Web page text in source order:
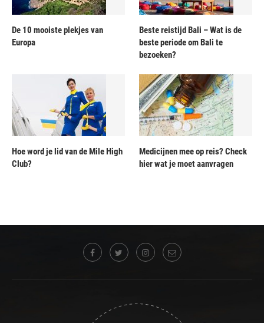
De 10 mooiste plekjes van
Europa
Beste reistijd Bali – Wat is de
beste periode om Bali te
bezoeken?
Hoe word je lid van de Mile High
Club?
Medicijnen mee op reis? Check
hier wat je moet aanvragen